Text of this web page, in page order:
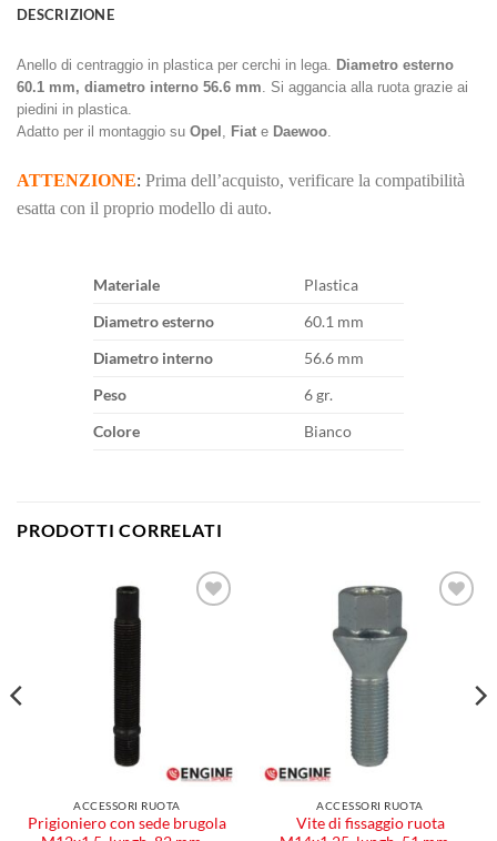
DESCRIZIONE
Anello di centraggio in plastica per cerchi in lega. Diametro esterno
60.1 mm, diametro interno 56.6 mm. Si aggancia alla ruota grazie ai
piedini in plastica.
Adatto per il montaggio su Opel , Fiat e Daewoo.
ATTENZIONE: Prima dell’acquisto, verificare la compatibilità
esatta con il proprio modello di auto.
Materiale
Plastica
Diametro esterno
60.1 mm
Diametro interno
56.6 mm
Peso
6 gr.
Colore
Bianco
PRODOTTI CORRELATI
ACCESSORI RUOTA
Prigioniero con sede brugola
ACCESSORI RUOTA
Vite di fissaggio ruota